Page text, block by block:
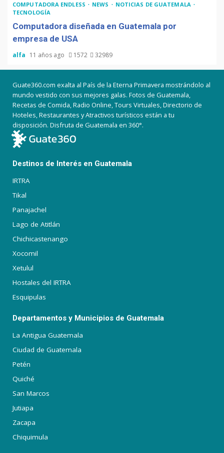
COMPUTADORA ENDLESS NEWS
NOTICIAS DE GUATEMALA
TECNOLOGÍA
Computadora diseñada en Guatemala por
empresa de USA
alfa 11 años ago 1572 32989
Guate360.com exalta al País de la Eterna Primavera mostrándolo al
mundo vestido con sus mejores galas. Fotos de Guatemala,
Recetas de Comida, Radio Online, Tours Virtuales, Directorio de
Hoteles, Restaurantes y Atractivos turísticos están a tu
disposición. Disfruta de Guatemala en 360°.
Destinos de Interés en Guatemala
IRTRA
Tikal
Panajachel
Lago de Atitlán
Chichicastenango
Xocomil
Xetulul
Hostales del IRTRA
Esquipulas
Departamentos y Municipios de Guatemala
La Antigua Guatemala
Ciudad de Guatemala
Petén
Quiché
San Marcos
Jutiapa
Zacapa
Chiquimula